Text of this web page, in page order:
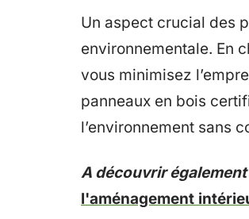
Un aspect crucial des
environnementale. En
vous minimisez
panneaux en bois
l’environnement sans
A découvrir également
l'aménagement